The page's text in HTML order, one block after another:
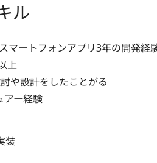
ル
マートフォンアプリ3年の開発経
上
や設計をしたことがる
アー経験
装